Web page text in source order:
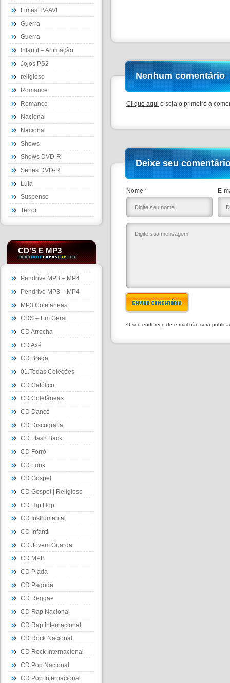
Fimes TV-AVI
Guerra
Guerra
Infantil – Animação
Jojos PS2
religioso
Romance
Romance
Nacional
Nacional
Shows
Shows DVD-R
Series DVD-R
Luta
Suspense
Terror
CD’S E MP3
Pendrive MP3 – MP4
Pendrive MP3 – MP4
MP3 Coletaneas
CDS – Em Geral
CD Arrocha
CD Axé
CD Brega
01.Todas Coleções
CD Católico
CD Coletâneas
CD Dance
CD Discografia
CD Flash Back
CD Forró
CD Funk
CD Gospel
CD Gospel | Religioso
CD Hip Hop
CD Instrumental
CD Infantil
CD Jovem Guarda
CD MPB
CD Piada
CD Pagode
CD Reggae
CD Rap Nacional
CD Rap Internacional
CD Rock Nacional
CD Rock Internacional
CD Pop Nacional
CD Pop Internacional
Nenhum comentário
Clique aqui e seja o primeiro a
Deixe seu
Nome * E-
ENVIAR COMENTÁRIO
O seu endereço de e-mail não será